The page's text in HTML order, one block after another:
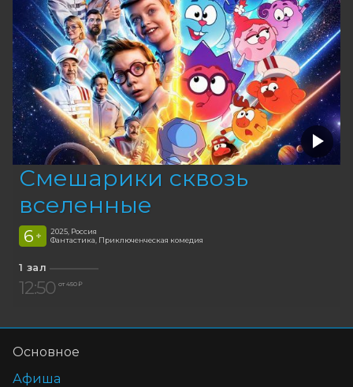
Смешарики сквозь
вселенные
6 +
2025, Россия
Фантастика, Приключенческая комедия
1 зал
12:50 от 450 ₽
Основное
Афиша